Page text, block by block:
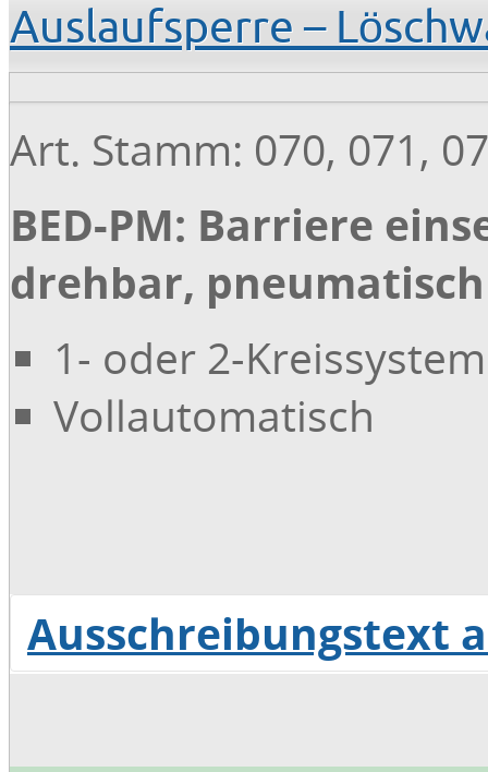
Auslaufsperre –
Art. Stamm: 070, 071,
BED-PM: Barriere
drehbar,
1- oder 2-Kreissystem
Vollautomatisch
Ausschreibungstext
Download Ausschreibungstext